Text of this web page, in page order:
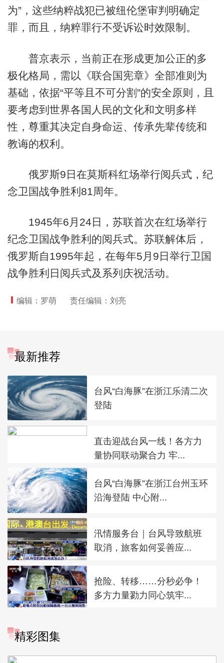
为”，这些纳粹战犯已被纽伦堡审判明确定
罪，而且，纳粹罪行不受诉讼时效限制。
普京表示，当前正在形成更加公正的多
极化格局，需以《联合国宪章》全部准则为
基础，依据“平等且不可分割”的安全原则，且
要考虑到世界各国人民的文化和文明多样
性，尊重其决定自身命运、传承先辈传统和
教诲的权利。
俄罗斯9日在莫斯科红场举行阅兵式，纪
念卫国战争胜利81周年。
1945年6月24日，苏联首次在红场举行
纪念卫国战争胜利的阅兵式。苏联解体后，
俄罗斯自1995年起，在每年5月9日举行卫国
战争胜利日阅兵式及系列庆祝活动。
编辑：罗萌 责任编辑：刘亮
最新推荐
台风“白海豚”在浙江乐清二次
登陆
直击迎战台风一线！各方力
量协同联动聚合力 牢...
台风“白海豚”在浙江台州玉环
沿海登陆 中心附...
汛情服务台｜台风导致航班
取消，旅客如何妥善应...
抢险、转移……分秒必争！
多方力量勠力同心筑牢...
精彩图集